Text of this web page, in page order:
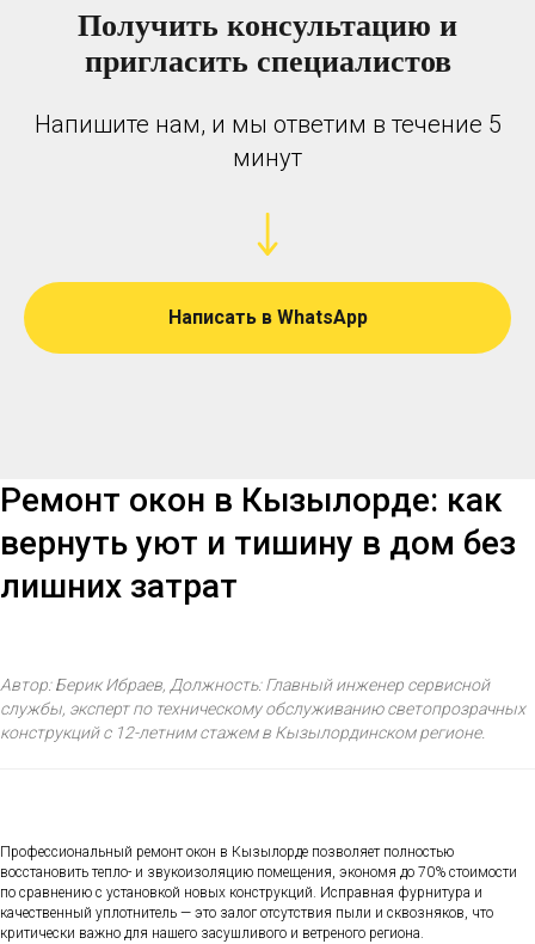
Получить консультацию и
пригласить специалистов
Напишите нам, и мы ответим в течение 5
минут
Написать в WhatsApp
Ремонт окон в Кызылорде: как
вернуть уют и тишину в дом без
лишних затрат
Автор: Берик Ибраев, Должность: Главный инженер сервисной
службы, эксперт по техническому обслуживанию светопрозрачных
конструкций с 12-летним стажем в Кызылординском регионе.
Профессиональный ремонт окон в Кызылорде позволяет полностью
восстановить тепло- и звукоизоляцию помещения, экономя до 70% стоимости
по сравнению с установкой новых конструкций. Исправная фурнитура и
качественный уплотнитель — это залог отсутствия пыли и сквозняков, что
критически важно для нашего засушливого и ветреного региона.